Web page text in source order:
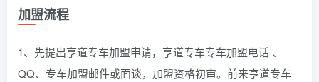
加盟流程
1、先提出亨道专车加盟申请，亨道专车专车加盟电话 、
QQ、专车加盟邮件或面谈，加盟资格初审。前来亨道专车